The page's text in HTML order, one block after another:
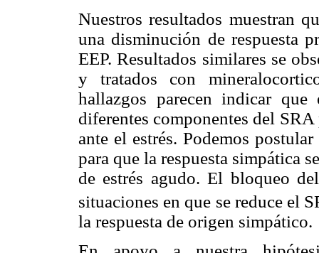
Nuestros resultados muestran
una disminución de respuesta
EEP. Resultados similares se
y tratados con
hallazgos parecen indicar
diferentes componentes del SRA
ante el estrés. Podemos
para que la respuesta simpática
de estrés agudo. El bloqueo
situaciones en que se reduce el
la respuesta de origen simpático.